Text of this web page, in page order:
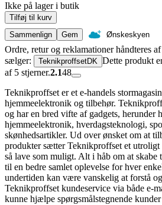
Ikke på lager i butik
Tilføj til kurv
Sammenlign
Gem Ønskeskyen
Ordre, retur og reklamationer håndteres
sælger:
TeknikproffsetDK Dette produkt
af 5 stjerner.2.148
Teknikproffset er et e-handels
hjemmeelektronik og tilbehør.
og har en bred vifte af gadgets, herunder
hjemmeelektronik, hverdagsteknologi,
skønhedsartikler. Ud over ønsket om at
produkter sætter Teknikproffset et utroligt
så lave som muligt. Alt i håb om at skabe
til en bedre samlet oplevelse for hver
undertiden kan være vanskelig at forstå
Teknikproffset kundeservice via både e-
kunne hjælpe spørgsmålstegnende